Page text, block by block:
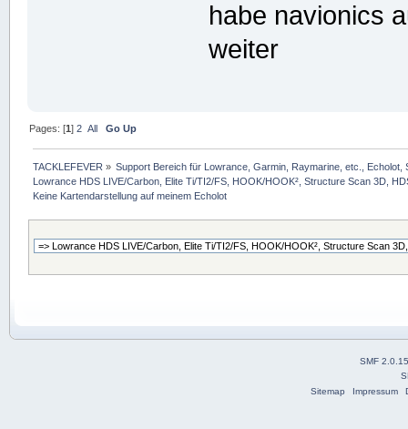
habe navionics
weiter
Pages: [1]2 All Go Up
TACKLEFEVER » Support Bereich für Lowrance, Garmin, Raymarine, etc.,
Lowrance HDS LIVE/Carbon, Elite Ti/TI2/FS, HOOK/HOOK², Structure Scan 3D,
Keine Kartendarstellung auf meinem Echolot
SMF 2.0.15
Sitemap
Impressum